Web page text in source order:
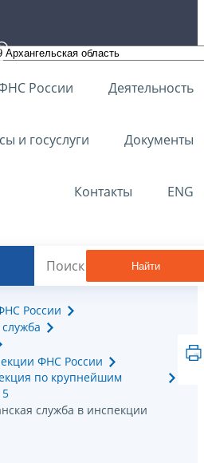
России Деятельность
и госуслуги Документы
Контакты ENG
Найти
России
ФНС России
по крупнейшим
служба в инспекции